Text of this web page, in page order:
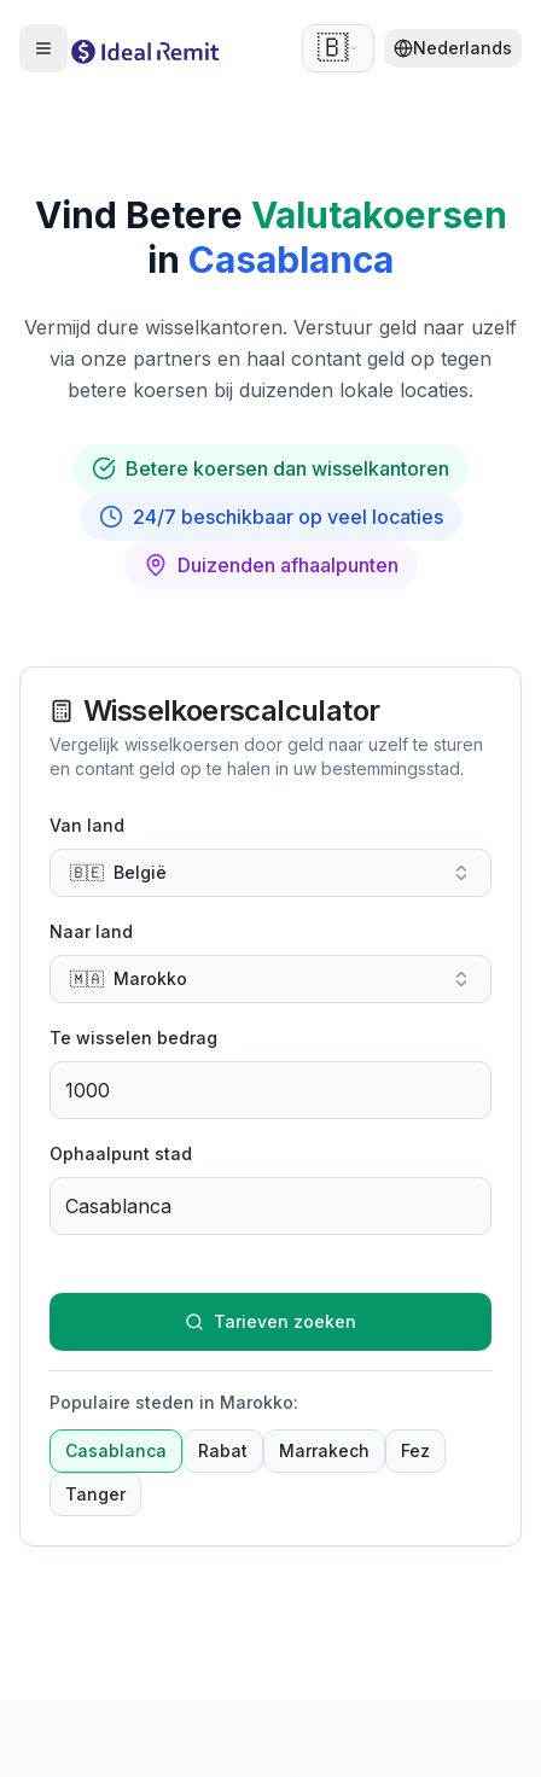
🇧🇪 Nederlands
Vind Betere Valutakoersen
in Casablanca
Vermijd dure wisselkantoren. Verstuur geld naar uzelf
via onze partners en haal contant geld op tegen
betere koersen bij duizenden lokale locaties.
Betere koersen dan wisselkantoren
24/7 beschikbaar op veel locaties
Duizenden afhaalpunten
Wisselkoerscalculator
Vergelijk wisselkoersen door geld naar uzelf te sturen
en contant geld op te halen in uw bestemmingsstad.
Van land
🇧🇪 België
Naar land
🇲🇦 Marokko
Te wisselen bedrag
Ophaalpunt stad
Tarieven zoeken
Populaire steden in Marokko:
Casablanca Rabat Marrakech Fez
Tanger